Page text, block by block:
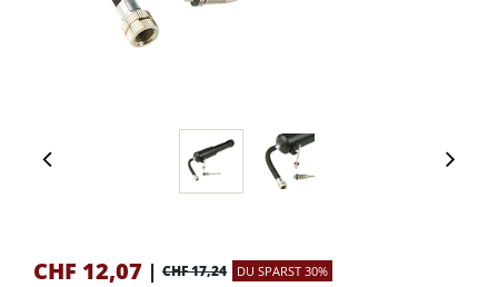
CHF 12,07 | CHF 17,24 DU SPARST 30%